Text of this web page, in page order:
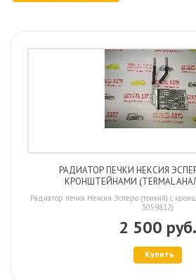
РАДИАТОР ПЕЧКИ НЕКСИЯ
КРОНШТЕЙНАМИ (TERMAL
Радиатор печки Нексия Эсперо (тонкий) с
3059812)
2 500 руб.
Купить